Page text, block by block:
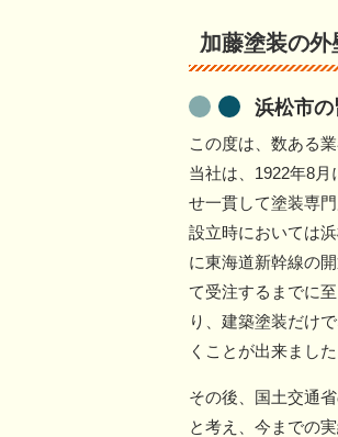
加藤塗装の外
浜松市
この度は、数ある
当社は、1922年8
せ一貫して塗装専
設立時においては
に東海道新幹線の
て受注するまでに
り、建築塗装だけ
くことが出来ました
その後、国土交通
と考え、今までの